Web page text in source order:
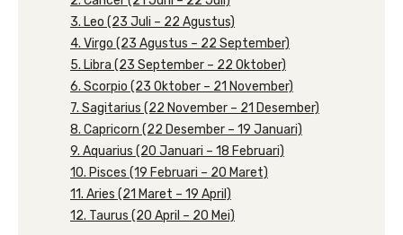
3. Leo (23 Juli – 22 Agustus)
4. Virgo (23 Agustus – 22 September)
5. Libra (23 September – 22 Oktober)
6. Scorpio (23 Oktober – 21 November)
7. Sagitarius (22 November – 21 Desember)
8. Capricorn (22 Desember – 19 Januari)
9. Aquarius (20 Januari – 18 Februari)
10. Pisces (19 Februari – 20 Maret)
11. Aries (21 Maret – 19 April)
12. Taurus (20 April – 20 Mei)